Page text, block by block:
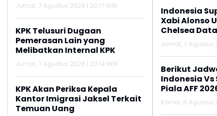
Jumat, 7 Agustus 2026 | 20:17 WIB
KPK Telusuri Dugaan
Pemerasan Lain yang
Melibatkan Internal KPK
Jumat, 7 Agustus 2026 | 20:14 WIB
KPK Akan Periksa Kepala
Kantor Imigrasi Jaksel Terkait
Temuan Uang
Indonesia
Xabi Alonso
Chelsea
Jumat, 7 Agustus
Berikut
Indonesia
Piala AFF
Kamis, 6 Agustus